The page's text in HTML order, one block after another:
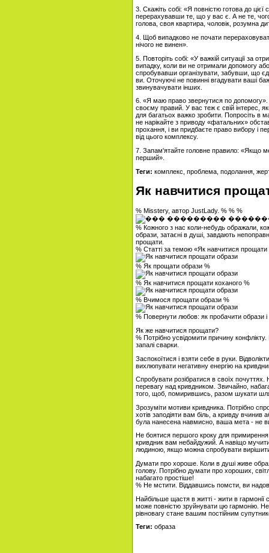
3. Скажіть собі: «Я повністю готова до цієї
перерахувавши те, що у вас є. А не те,
голова, своя квартира, чоловік, розумна
4. Щоб випадково не почати
нічого не винен».
5. Повторіть собі: «У важкій ситуації за
випадку, коли ви не отримали допомогу
спробувавши організувати, забувши, що
ви. Оточуючі не повинні вгадувати ваші
звинувачувати інших.
6. «Я маю право звернутися по
своєму правий. У вас теж є свій інтерес,
для багатьох важко зробити. Попросіть в
не нарікайте з приводу «фатальних»
прохання, і ви придбаєте право вибору і
від цього комплексу.
7. Запам'ятайте головне правило: «Якщо
перший».
Теги: комплекс, проблема, подолання,
Як навчитися
% Misstery, автор JustLady. % % %
% Кожного з нас коли-небудь ображали,
образи, затаєні в душі, завдають
прощати.
% Статті за темою «Як навчитися прощати
% Як прощати образи %
% Як навчитися прощати коханого %
% Вчимося прощати образи %
% Повернути любов: як пробачити образи і
Як же навчитися прощати?
% Потрібно усвідомити причину
запалі сварки.
Заспокоїтися і взяти себе в руки.
вихлюпувати негативну енергію на
Спробувати розібратися в своїх
перевагу над кривдником. Звичайно,
того, щоб, помирившись, разом шукати
Зрозуміти мотиви кривдника. Потрібно
хотів заподіяти вам біль, а кривду
була нанесена навмисно, ваша мета - не
Не боятися першого кроку для
кривдник вам небайдужий. А навіщо
людиною, якщо можна спробувати
Думати про хороше. Коли в душі живе
голову. Потрібно думати про хороших,
набагато простіше!
% Не мстити. Віддавшись помсти, ви
Найбільше щастя в житті - жити в
може повністю зруйнувати цю гармонію. Не
рівновагу стане вашим постійним
Теги: образа